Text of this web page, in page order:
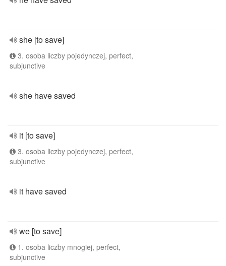
she [to save]
3. osoba liczby pojedynczej, perfect,
subjunctive
she have saved
it [to save]
3. osoba liczby pojedynczej, perfect,
subjunctive
it have saved
we [to save]
1. osoba liczby mnogiej, perfect,
subjunctive